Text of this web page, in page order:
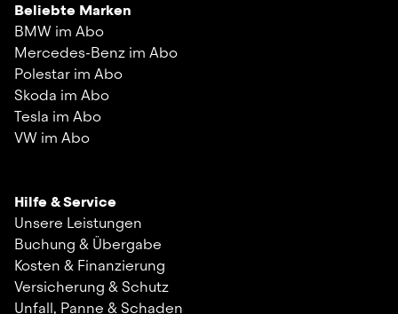
Beliebte Marken
BMW im Abo
Mercedes-Benz im Abo
Polestar im Abo
Skoda im Abo
Tesla im Abo
VW im Abo
Hilfe & Service
Unsere Leistungen
Buchung & Übergabe
Kosten & Finanzierung
Versicherung & Schutz
Unfall, Panne & Schaden